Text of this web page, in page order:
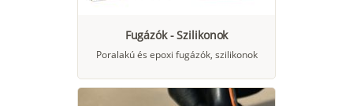
Fugázók - Szilikonok
Poralakú és epoxi fugázók, szilikonok